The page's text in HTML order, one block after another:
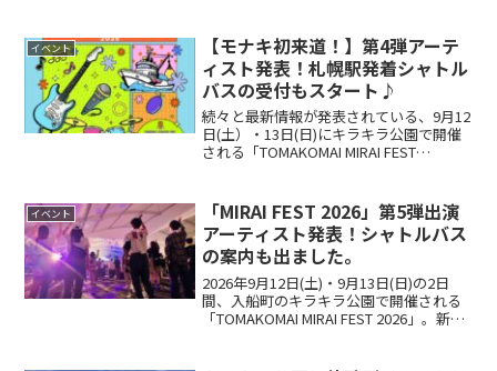
さい。今回いよいよオープン日の予定に
関してお店のI...
イベント
【モナキ初来道！】第4弾アーテ
ィスト発表！札幌駅発着シャトル
バスの受付もスタート♪
続々と最新情報が発表されている、9月12
日(土）・13日(日)にキラキラ公園で開催
される「TOMAKOMAI MIRAI FEST
ください。第4弾として発表された...
イベント
「MIRAI FEST 2026」第5弾出演
アーティスト発表！シャトルバス
の案内も出ました。
2026年9月12日(土)・9月13日(日)の2日
間、入船町のキラキラ公園で開催される
「TOMAKOMAI MIRAI FEST 2026」。新た